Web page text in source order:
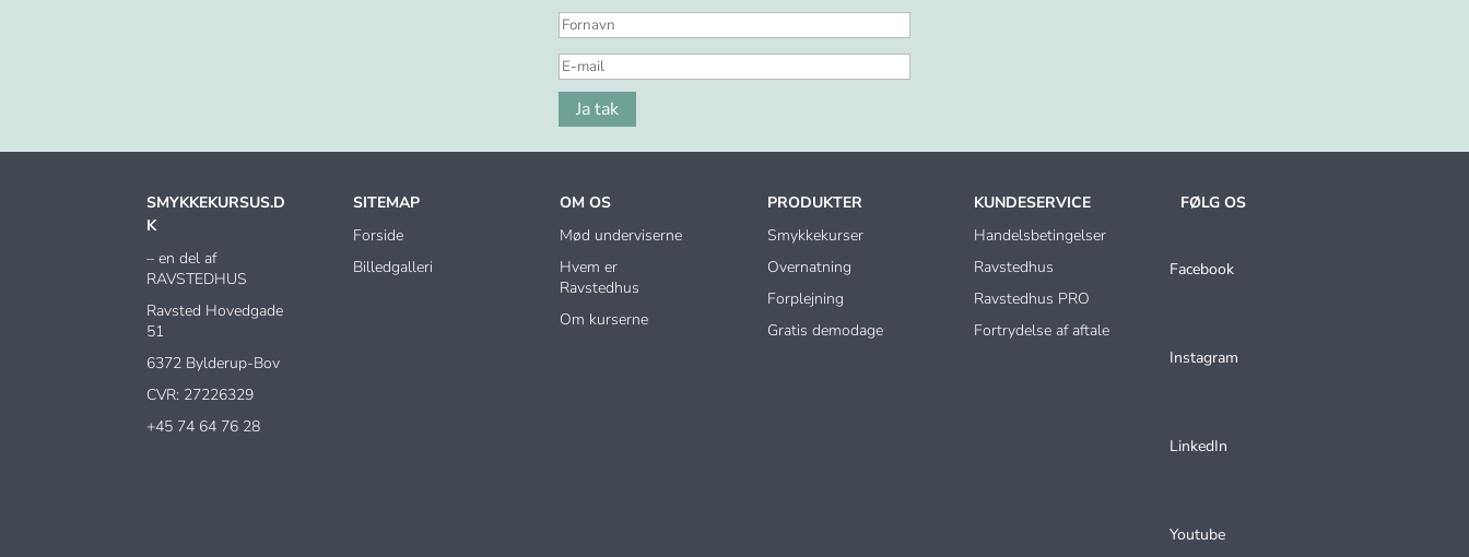
Ja tak
SMYKKEKURSUS.D
K
– en del af
RAVSTEDHUS
Ravsted Hovedgade
51
6372 Bylderup-Bov
CVR: 27226329
+45 74 64 76 28
SITEMAP
Forside
Billedgalleri
OM OS
Mød underviserne
Hvem er
Ravstedhus
Om kurserne
PRODUKTER
Smykkekurser
Overnatning
Forplejning
Gratis demodage
KUNDESERVICE
Handelsbetingelser
Ravstedhus
Ravstedhus PRO
Fortrydelse af aftale
FØLG OS
Facebook
Instagram
LinkedIn
Youtube